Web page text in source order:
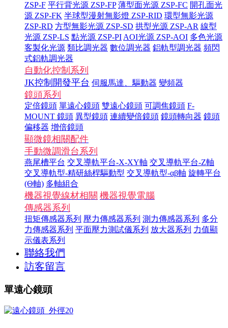
ZSP-F 平行背光源 ZSP-FP 薄型面光源 ZSP-FC 開孔面光
源 ZSP-FK 半球型漫射無影燈 ZSP-RID 環型無影光源
ZSP-RD 方型無影光源 ZSP-SD 拱型光源 ZSP-AR 線型
光源 ZSP-LS 點光源 ZSP-PI AOI光源 ZSP-AOI 多色光源
客製化光源 類比調光器 數位調光器 鋁軌型調光器 頻閃
式鋁軌調光器
自動化控制系列
JK控制開發平台 伺服馬達、驅動器 變頻器
鏡頭系列
定倍鏡頭 單遠心鏡頭 雙遠心鏡頭 可調焦鏡頭 F-
MOUNT 鏡頭 異型鏡頭 連續變倍鏡頭 鏡頭轉向器 鏡頭
偏移器 增倍鏡頭
顯微鏡相關配件
手動微調滑台系列
燕尾槽平台 交叉導軌平台-X-XY軸 交叉導軌平台-Z軸
交叉導軌型-精研絲桿驅動型 交叉導軌型-αβ軸 旋轉平台
(Θ軸) 多軸組合
機器視覺線材相關 機器視覺電腦
傳感器系列
扭矩傳感器系列 壓力傳感器系列 測力傳感器系列 多分
力傳感器系列 平面壓力測試儀系列 放大器系列 力值顯
示儀表系列
聯絡我們
訪客留言
單遠心鏡頭